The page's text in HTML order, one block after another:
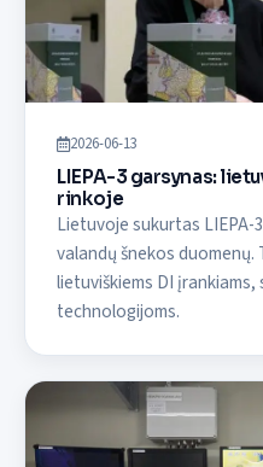
2026-06-13
LIEPA-3 garsynas:
rinkoje
Lietuvoje sukurtas LIEPA-
valandų šnekos duomenų.
lietuviškiems DI
technologijoms.